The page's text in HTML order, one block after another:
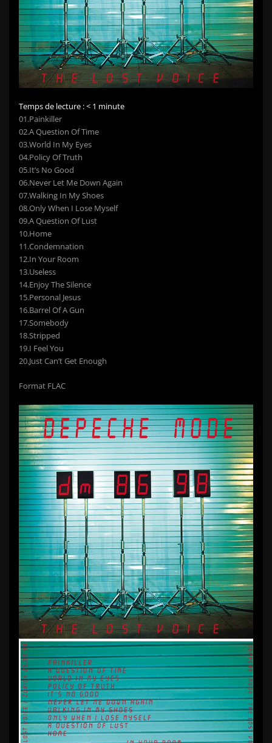
Temps de lecture :< 1 minute
01.Painkiller
02.A Question Of Time
03.World In My Eyes
04.Policy Of Truth
05.It’s No Good
06.Never Let Me Down Again
07.Walking In My Shoes
08.Only When I Lose Myself
09.A Question Of Lust
10.Home
11.Condemnation
12.In Your Room
13.Useless
14.Enjoy The Silence
15.Personal Jesus
16.Barrel Of A Gun
17.Somebody
18.Stripped
19.I Feel You
20.Just Can’t Get Enough
Format FLAC